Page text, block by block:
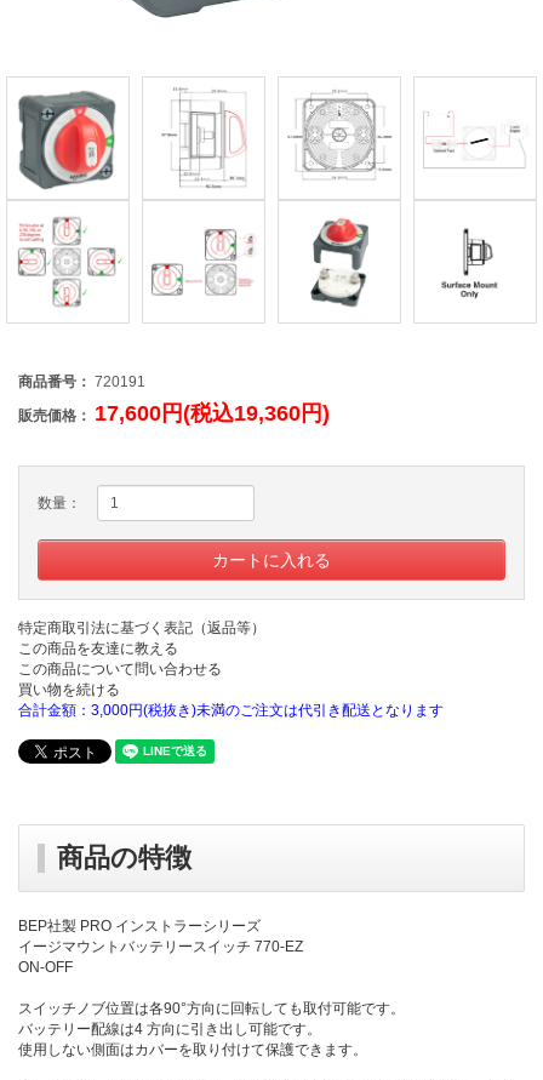
商品番号： 720191
販売価格： 17,600円(税込19,360円)
数量：
特定商取引法に基づく表記（返品等）
この商品を友達に教える
この商品について問い合わせる
買い物を続ける
合計金額：3,000円(税抜き)未満のご注文は代引き配送となります
商品の特徴
BEP社製 PRO インストラーシリーズ
イージマウントバッテリースイッチ 770-EZ
ON-OFF
スイッチノブ位置は各90°方向に回転しても取付可能です。
バッテリー配線は4 方向に引き出し可能です。
使用しない側面はカバーを取り付けて保護できます。